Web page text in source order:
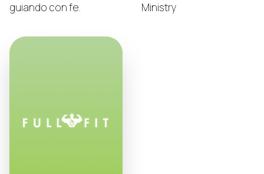
guiando con fe.
Ministry